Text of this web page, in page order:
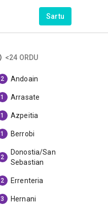
Sartu
<24 ORDU
2 Andoain
1 Arrasate
1 Azpeitia
1 Berrobi
2
Donostia/San
Sebastian
2 Errenteria
3 Hernani